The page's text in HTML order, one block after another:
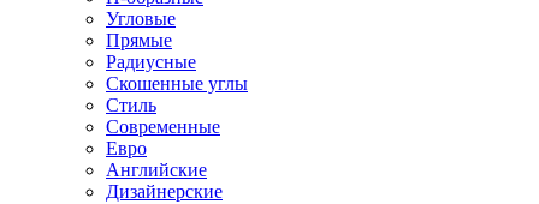
Угловые
Прямые
Радиусные
Скошенные углы
Стиль
Современные
Евро
Английские
Дизайнерские